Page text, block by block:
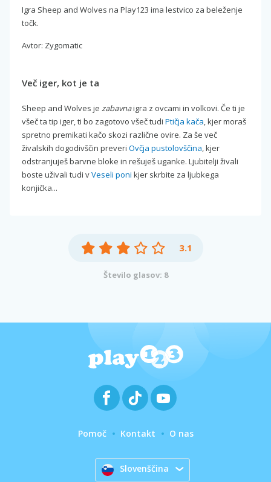
Igra Sheep and Wolves na Play123 ima lestvico za beleženje
točk.
Avtor: Zygomatic
Več iger, kot je ta
Sheep and Wolves je zabavnaigra z ovcami in volkovi. Če ti je
všeč ta tip iger, ti bo zagotovo všeč tudi Ptičja kača, kjer moraš
spretno premikati kačo skozi različne ovire. Za še več
živalskih dogodivščin preveri Ovčja pustolovščina, kjer
odstranjuješ barvne bloke in rešuješ uganke. Ljubitelji živali
boste uživali tudi vVeseli poni kjer skrbite za ljubkega
konjička...
3.1
Število glasov: 8
Pomoč Kontakt O nas
Slovenščina